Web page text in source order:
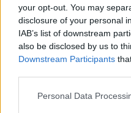
your opt-out. You may
disclosure of your personal
IAB’s list of downstream
also be disclosed by us to
Downstream Participants
Personal Data
*Radu Herjeu a fost
Metropola TV. E plătit
ca „invitat
Voluntari